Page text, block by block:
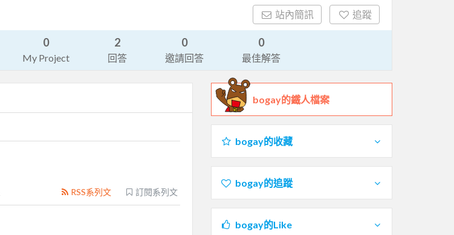
站內簡訊 追蹤
0
My Project
2
回答
0
邀請回答
0
最佳解答
訂閱系列文
RSS系列文
bogay的鐵人檔案
bogay的收藏
bogay的追蹤
bogay的Like